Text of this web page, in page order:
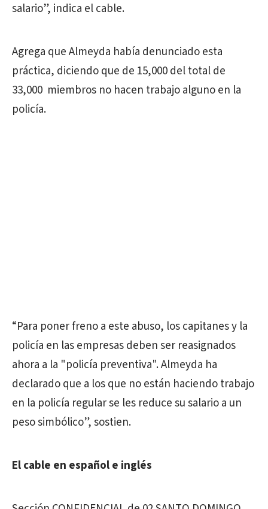
salario”, indica el cable.
Agrega que Almeyda había denunciado esta
práctica, diciendo que de 15,000 del total de
33,000 miembros no hacen trabajo alguno en la
policía.
“Para poner freno a este abuso, los capitanes y la
policía en las empresas deben ser reasignados
ahora a la "policía preventiva". Almeyda ha
declarado que a los que no están haciendo trabajo
en la policía regular se les reduce su salario a un
peso simbólico”, sostien.
El cable en español e inglés